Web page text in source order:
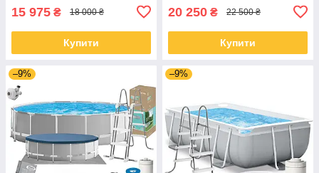
15 975 ₴ 18 000 ₴
Купити
20 250 ₴ 22 500 ₴
Купити
–9% –9%